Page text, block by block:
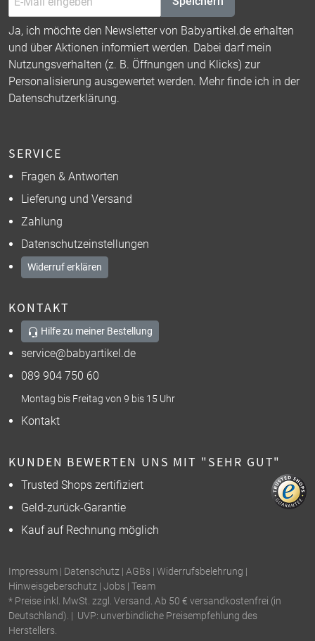
Ja, ich möchte den Newsletter von Babyartikel.de erhalten
und über Aktionen informiert werden. Dabei darf mein
Nutzungsverhalten (z. B. Öffnungen und Klicks) zur
Personalisierung ausgewertet werden. Mehr finde ich in der
Datenschutzerklärung.
SERVICE
Fragen & Antworten
Lieferung und Versand
Zahlung
Datenschutzeinstellungen
Widerruf erklären
KONTAKT
Hilfe zu meiner Bestellung
service@babyartikel.de
089 904 750 60
Montag bis Freitag von 9 bis 15 Uhr
Kontakt
KUNDEN BEWERTEN UNS MIT "SEHR GUT"
Trusted Shops zertifiziert
Geld-zurück-Garantie
Kauf auf Rechnung möglich
Impressum | Datenschutz | AGBs | Widerrufsbelehrung |
Hinweisgeberschutz | Jobs | Team
* Preise inkl. MwSt. zzgl. Versand. Ab 50 € versandkostenfrei (in
Deutschland). | UVP: unverbindliche Preisempfehlung des
Herstellers.